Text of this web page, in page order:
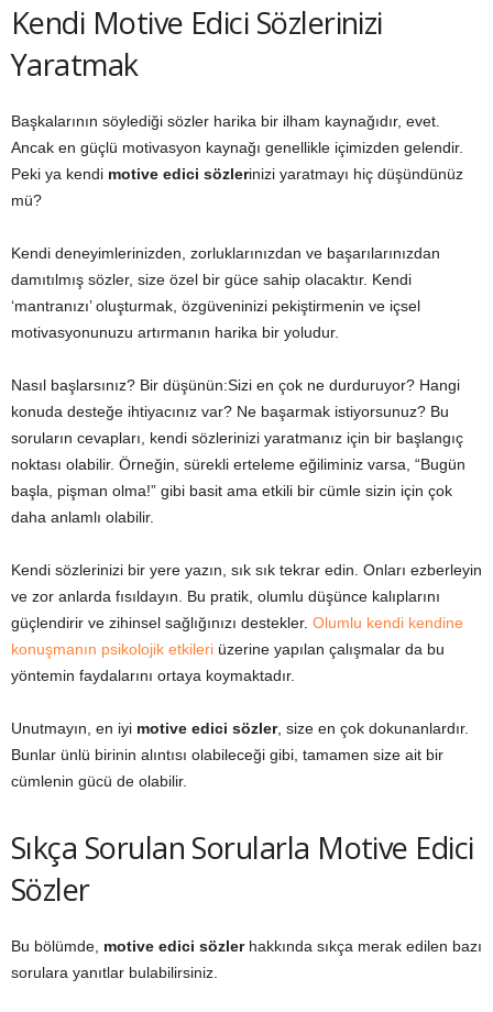
Kendi Motive Edici Sözlerinizi
Yaratmak
Başkalarının söylediği sözler harika bir ilham kaynağıdır, evet.
Ancak en güçlü motivasyon kaynağı genellikle içimizden gelendir.
Peki ya kendi motive edici sözlerinizi yaratmayı hiç düşündünüz
mü?
Kendi deneyimlerinizden, zorluklarınızdan ve başarılarınızdan
damıtılmış sözler, size özel bir güce sahip olacaktır. Kendi
‘mantranızı’ oluşturmak, özgüveninizi pekiştirmenin ve içsel
motivasyonunuzu artırmanın harika bir yoludur.
Nasıl başlarsınız? Bir düşünün:Sizi en çok ne durduruyor? Hangi
konuda desteğe ihtiyacınız var? Ne başarmak istiyorsunuz? Bu
soruların cevapları, kendi sözlerinizi yaratmanız için bir başlangıç
noktası olabilir. Örneğin, sürekli erteleme eğiliminiz varsa, “Bugün
başla, pişman olma!” gibi basit ama etkili bir cümle sizin için çok
daha anlamlı olabilir.
Kendi sözlerinizi bir yere yazın, sık sık tekrar edin. Onları ezberleyin
ve zor anlarda fısıldayın. Bu pratik, olumlu düşünce kalıplarını
güçlendirir ve zihinsel sağlığınızı destekler. Olumlu kendi kendine
konuşmanın psikolojik etkileri üzerine yapılan çalışmalar da bu
yöntemin faydalarını ortaya koymaktadır.
Unutmayın, en iyi motive edici sözler, size en çok dokunanlardır.
Bunlar ünlü birinin alıntısı olabileceği gibi, tamamen size ait bir
cümlenin gücü de olabilir.
Sıkça Sorulan Sorularla Motive Edici
Sözler
Bu bölümde, motive edici sözlerhakkında sıkça merak edilen bazı
sorulara yanıtlar bulabilirsiniz.